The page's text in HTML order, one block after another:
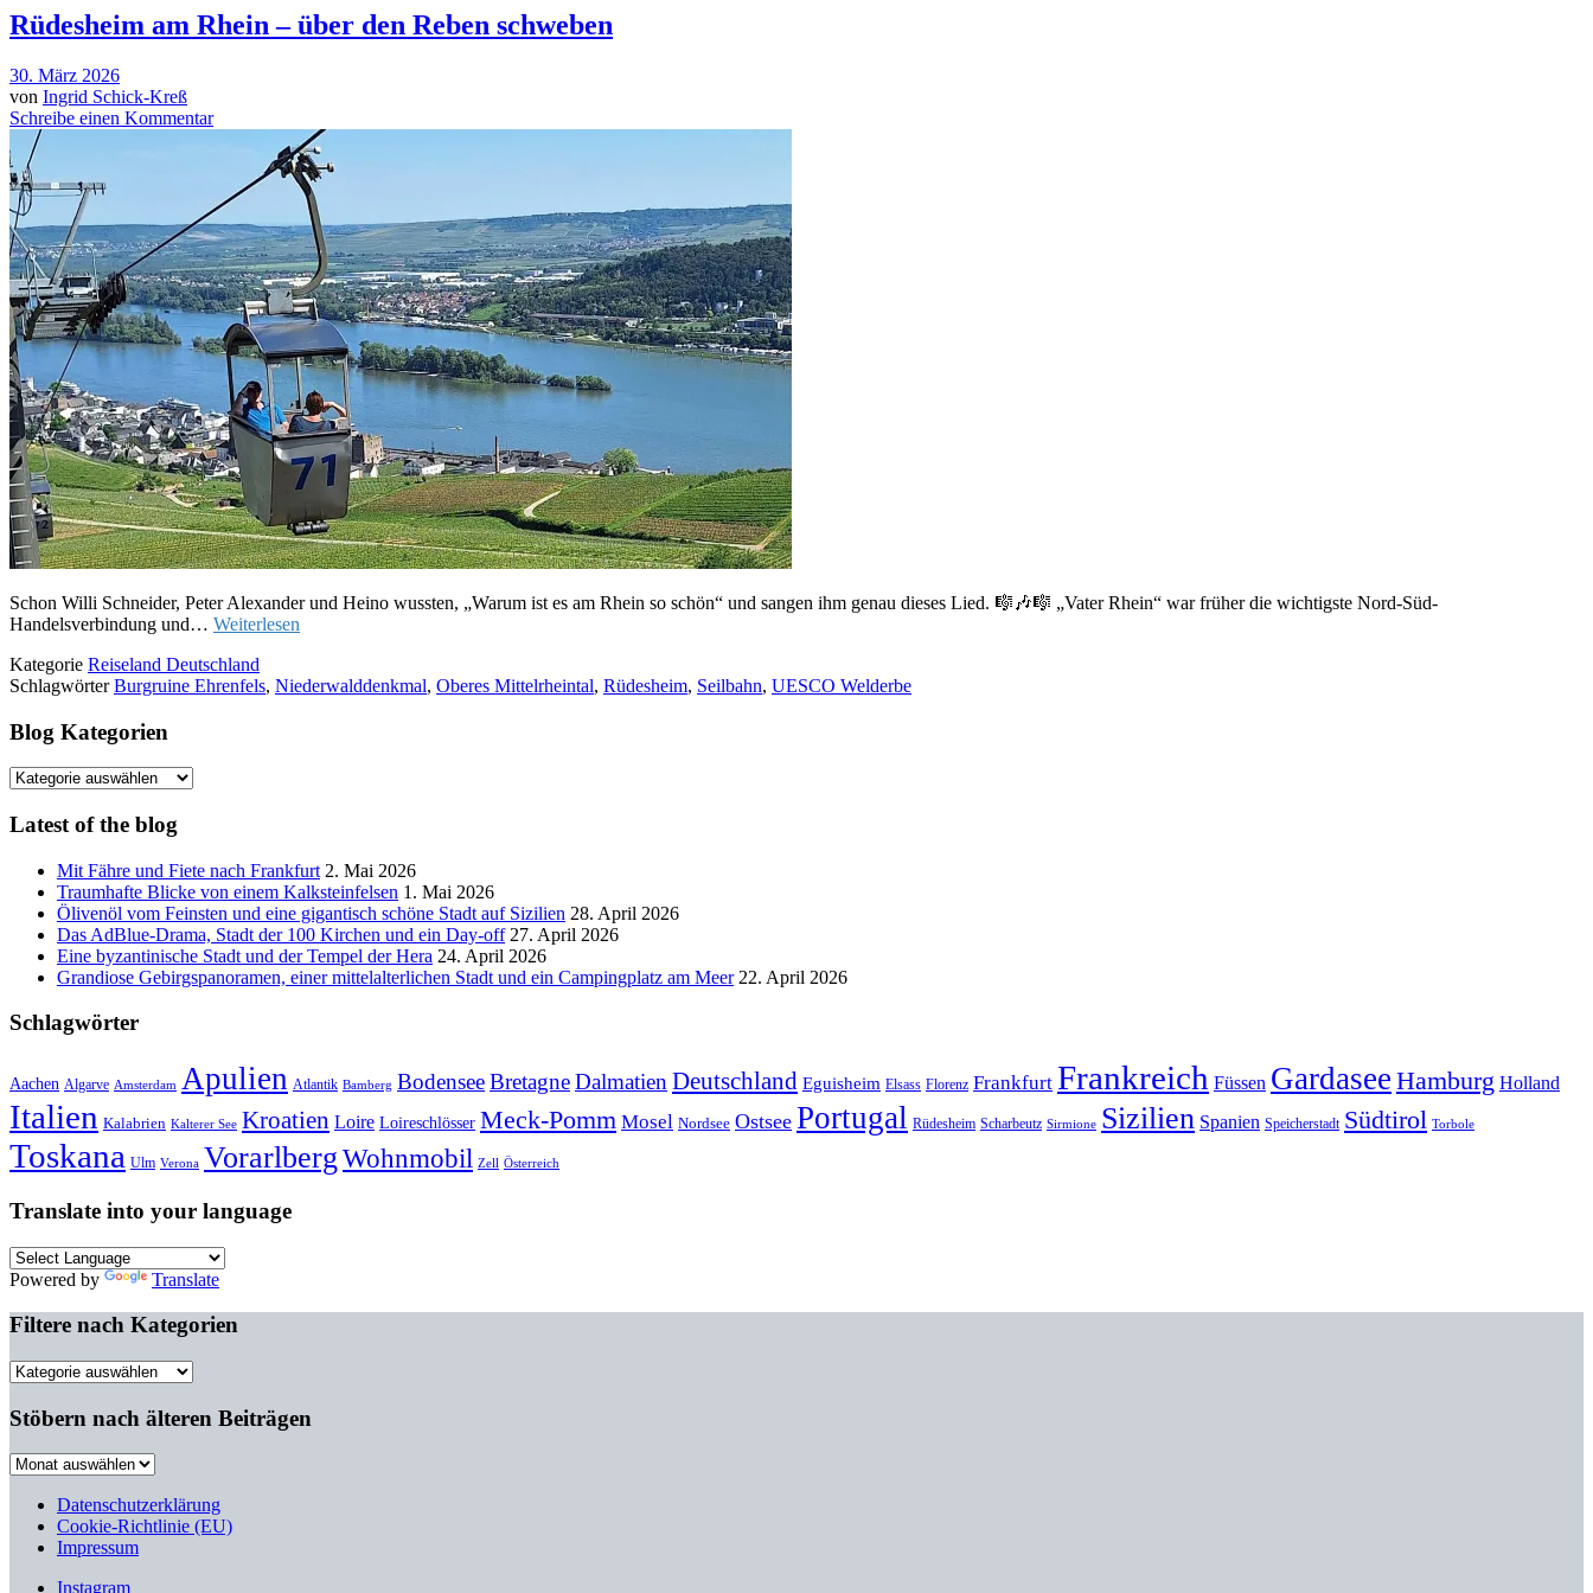
Rüdesheim am Rhein – über den Reben schweben
30. März 2026
von Ingrid Schick-Kreß
Schreibe einen Kommentar
Schon Willi Schneider, Peter Alexander und Heino wussten, „Warum ist es am Rhein so schön“ und sangen ihm genau dieses Lied. 🎼🎶🎼 „Vater Rhein“ war früher die wichtigste Nord-Süd-
Handelsverbindung und… Weiterlesen
Kategorie Reiseland Deutschland
SchlagwörterBurgruine Ehrenfels, Niederwalddenkmal, Oberes Mittelrheintal, Rüdesheim, Seilbahn, UESCO Welderbe
Blog Kategorien
Blog
Latest of the blog
Mit Fähre und Fiete nach Frankfurt 2. Mai 2026
Traumhafte Blicke von einem Kalksteinfelsen 1. Mai 2026
Ölivenöl vom Feinsten und eine gigantisch schöne Stadt auf Sizilien 28. April 2026
Das AdBlue-Drama, Stadt der 100 Kirchen und ein Day-off 27. April 2026
Eine byzantinische Stadt und der Tempel der Hera 24. April 2026
Grandiose Gebirgspanoramen, einer mittelalterlichen Stadt und ein Campingplatz am Meer 22. April 2026
Schlagwörter
Aachen Algarve Amsterdam Apulien Atlantik Bamberg BodenseeBretagneDalmatien Deutschland Eguisheim Elsass Florenz Frankfurt Frankreich Füssen Gardasee Hamburg Holland
Italien Kalabrien Kalterer See Kroatien Loire Loireschlösser Meck-Pomm Mosel Nordsee Ostsee Portugal Rüdesheim Scharbeutz Sirmione Sizilien Spanien Speicherstadt Südtirol Torbole
Toskana Ulm Verona VorarlbergWohnmobil Zell Österreich
Translate into your language
Powered by Translate
Filtere nach Kategorien
Filtere
Kategorien
Stöbern nach älteren Beiträgen
Stöbern
älteren
Beiträgen
Datenschutzerklärung
Cookie-Richtlinie (EU)
Impressum
Instagram